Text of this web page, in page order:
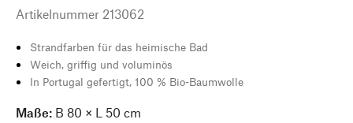
Artikelnummer 213062
Strandfarben für das heimische Bad
Weich, griffig und voluminös
In Portugal gefertigt, 100 % Bio-Baumwolle
Maße: B 80 × L 50 cm